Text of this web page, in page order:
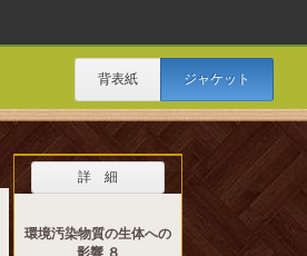
背表紙 ジャケット
詳 細
環境汚染物質の生体への
影響 ８